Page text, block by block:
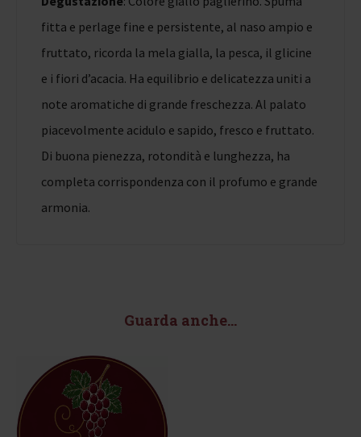
fitta e perlage fine e persistente, al naso ampio e
fruttato, ricorda la mela gialla, la pesca, il glicine
e i fiori d’acacia. Ha equilibrio e delicatezza uniti a
note aromatiche di grande freschezza. Al palato
piacevolmente acidulo e sapido, fresco e fruttato.
Di buona pienezza, rotondità e lunghezza, ha
completa corrispondenza con il profumo e grande
armonia.
Guarda anche...